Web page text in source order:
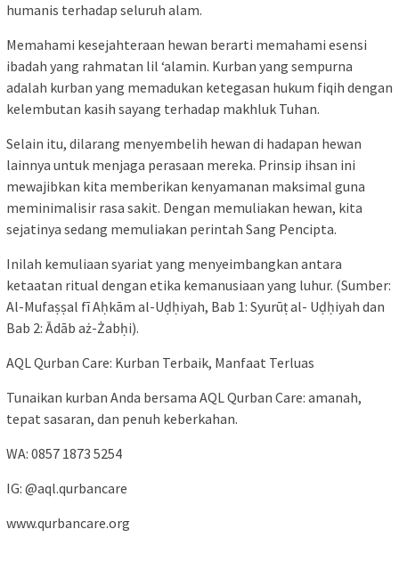
humanis terhadap seluruh alam.
Memahami kesejahteraan hewan berarti memahami esensi
ibadah yang rahmatan lil ‘alamin. Kurban yang sempurna
adalah kurban yang memadukan ketegasan hukum fiqih dengan
kelembutan kasih sayang terhadap makhluk Tuhan.
Selain itu, dilarang menyembelih hewan di hadapan hewan
lainnya untuk menjaga perasaan mereka. Prinsip ihsan ini
mewajibkan kita memberikan kenyamanan maksimal guna
meminimalisir rasa sakit. Dengan memuliakan hewan, kita
sejatinya sedang memuliakan perintah Sang Pencipta.
Inilah kemuliaan syariat yang menyeimbangkan antara
ketaatan ritual dengan etika kemanusiaan yang luhur. (Sumber:
Al-Mufaṣṣal fī Aḥkām al-Uḍḥiyah, Bab 1: Syurūṭ al- Uḍḥiyah dan
Bab 2: Ādāb aż-Żabḥi).
AQL Qurban Care: Kurban Terbaik, Manfaat Terluas
Tunaikan kurban Anda bersama AQL Qurban Care: amanah,
tepat sasaran, dan penuh keberkahan.
WA: 0857 1873 5254
IG: @aql.qurbancare
www.qurbancare.org